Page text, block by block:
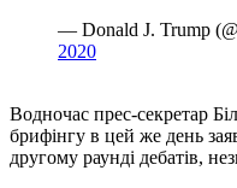
— Donald J. Trump
2020
Водночас прес-секретар
брифінгу в цей же день
другому раунді дебатів,